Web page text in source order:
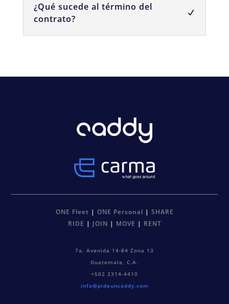
¿Qué sucede al término del
contrato?
ONE Fleet | ONE Personal | SHARE
RIDE | JOIN | MOVE | RENT
7a. Avenida 14-84 Zona 13
Guatemala, C.A.
+502 2314-4410
info@pideuncaddy.com